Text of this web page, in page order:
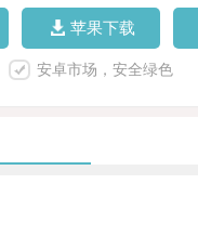
苹果下载
安卓市场，安全绿色